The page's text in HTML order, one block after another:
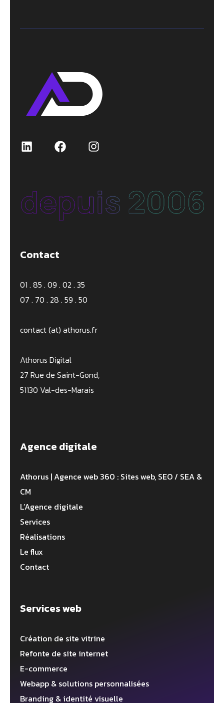
Contact
01 . 85 . 09 . 02 . 35
07 . 70 . 28 . 59 . 50
contact (at) athorus.fr
Athorus Digital
27 Rue de Saint-Gond,
51130 Val-des-Marais
Agence digitale
Athorus | Agence web 360 : Sites web, SEO / SEA &
CM
L’Agence digitale
Services
Réalisations
Le flux
Contact
Services web
Création de site vitrine
Refonte de site internet
E-commerce
Webapp & solutions personnalisées
Branding & identité visuelle